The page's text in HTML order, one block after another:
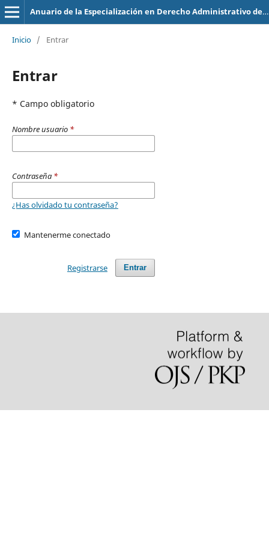
Anuario de la Especialización en Derecho Administrativo de la Universidad Central de Venezuela – AEDA
Inicio / Entrar
Entrar
* Campo obligatorio
Nombre usuario *
Contraseña *
¿Has olvidado tu contraseña?
Mantenerme conectado
Entrar
Registrarse